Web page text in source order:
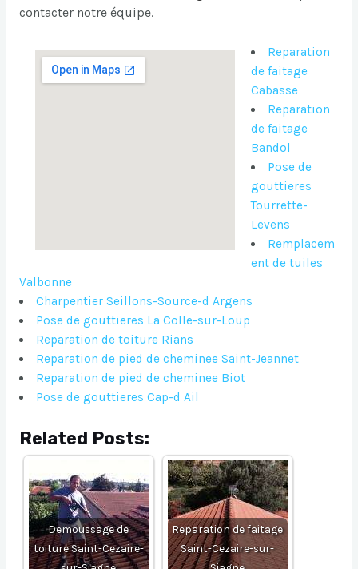
contacter notre équipe.
Reparation
de faitage
Cabasse
Reparation
de faitage
Bandol
Pose de
gouttieres
Tourrette-
Levens
Remplacem
ent de tuiles
Valbonne
Charpentier Seillons-Source-d Argens
Pose de gouttieres La Colle-sur-Loup
Reparation de toiture Rians
Reparation de pied de cheminee Saint-Jeannet
Reparation de pied de cheminee Biot
Pose de gouttieres Cap-d Ail
Related Posts:
Demoussage de
toiture Saint-Cezaire-
Reparation de faitage
Saint-Cezaire-sur-